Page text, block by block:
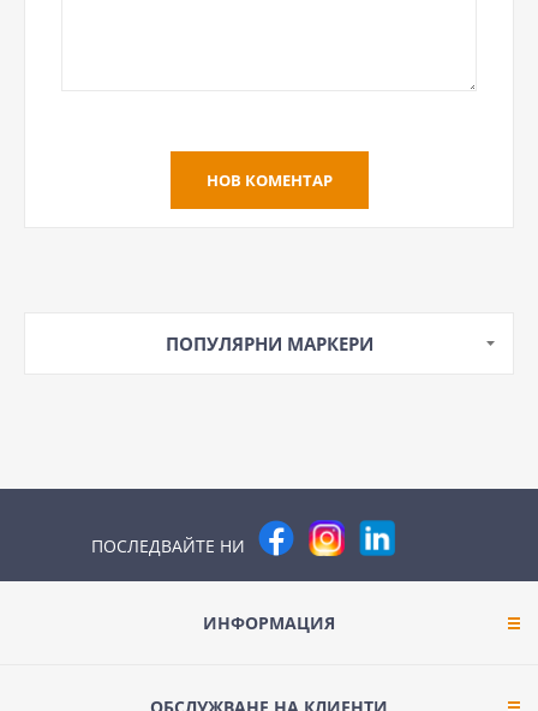
ПОПУЛЯРНИ МАРКЕРИ
ПОСЛЕДВАЙТЕ НИ
ИНФОРМАЦИЯ
ОБСЛУЖВАНЕ НА КЛИЕНТИ